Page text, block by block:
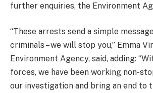
further enquiries, the Environment
“These arrests send a simple
criminals – we will stop you,” Emma
Environment Agency, said, adding:
forces, we have been working non-
our investigation and bring an end to